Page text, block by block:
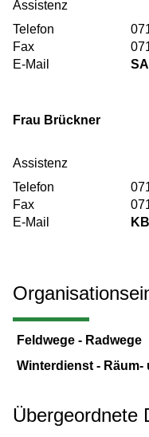
Assistenz
Telefon
Fax
E-Mail
Frau Brückner
Assistenz
Telefon
Fax
E-Mail
Feldwege - Radwege
Winterdienst -
Übergeordnete